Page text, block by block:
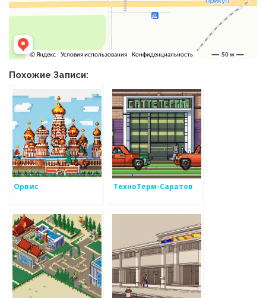
Похожие Записи:
Орвис ТехноТерм-Саратов